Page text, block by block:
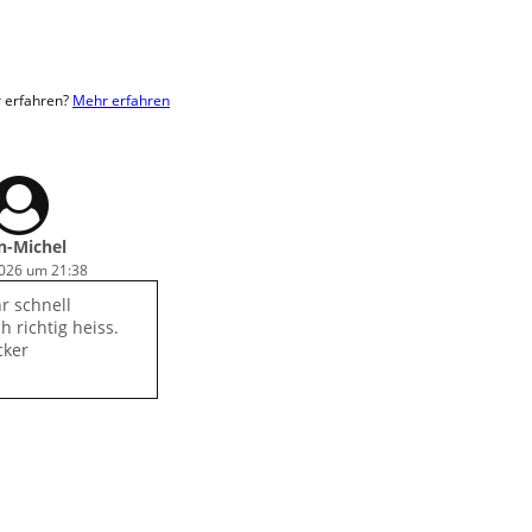
erfahren? Mehr erfahren
Michel
um 21:38
schnell
richtig heiss.